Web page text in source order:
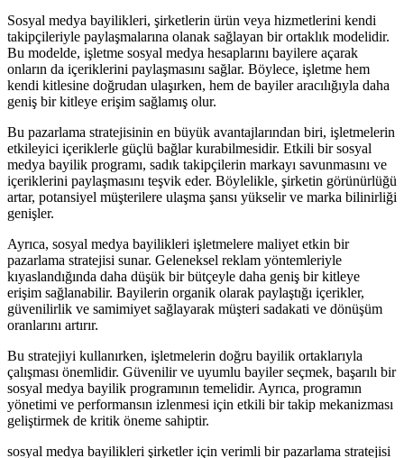
Sosyal medya bayilikleri, şirketlerin ürün veya hizmetlerini kendi
takipçileriyle paylaşmalarına olanak sağlayan bir ortaklık modelidir.
Bu modelde, işletme sosyal medya hesaplarını bayilere açarak
onların da içeriklerini paylaşmasını sağlar. Böylece, işletme hem
kendi kitlesine doğrudan ulaşırken, hem de bayiler aracılığıyla daha
geniş bir kitleye erişim sağlamış olur.
Bu pazarlama stratejisinin en büyük avantajlarından biri, işletmelerin
etkileyici içeriklerle güçlü bağlar kurabilmesidir. Etkili bir sosyal
medya bayilik programı, sadık takipçilerin markayı savunmasını ve
içeriklerini paylaşmasını teşvik eder. Böylelikle, şirketin görünürlüğü
artar, potansiyel müşterilere ulaşma şansı yükselir ve marka bilinirliği
genişler.
Ayrıca, sosyal medya bayilikleri işletmelere maliyet etkin bir
pazarlama stratejisi sunar. Geleneksel reklam yöntemleriyle
kıyaslandığında daha düşük bir bütçeyle daha geniş bir kitleye
erişim sağlanabilir. Bayilerin organik olarak paylaştığı içerikler,
güvenilirlik ve samimiyet sağlayarak müşteri sadakati ve dönüşüm
oranlarını artırır.
Bu stratejiyi kullanırken, işletmelerin doğru bayilik ortaklarıyla
çalışması önemlidir. Güvenilir ve uyumlu bayiler seçmek, başarılı bir
sosyal medya bayilik programının temelidir. Ayrıca, programın
yönetimi ve performansın izlenmesi için etkili bir takip mekanizması
geliştirmek de kritik öneme sahiptir.
sosyal medya bayilikleri şirketler için verimli bir pazarlama stratejisi